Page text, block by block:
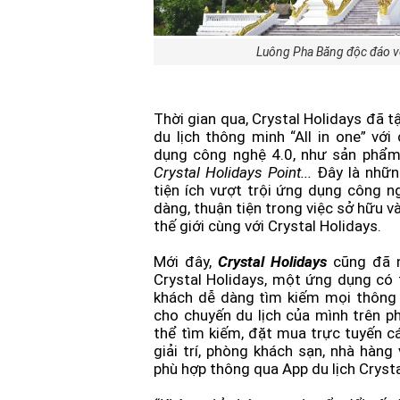
Luông Pha Băng độc đáo
Thời gian qua, Crystal Holidays đã
du lịch thông minh “All in one”
dụng công nghệ 4.0, như sản
Crystal Holidays Point... Đây là
tiện ích vượt trội ứng dụng công
dàng, thuận tiện trong việc sở hữu
thế giới cùng với Crystal Holidays.
Mới đây,Crystal Holidays cũng đã
Crystal Holidays, một ứng dụng
khách dễ dàng tìm kiếm mọi
cho chuyến du lịch của mình trên
thể tìm kiếm, đặt mua trực tuyến
giải trí, phòng khách sạn, nhà
phù hợp thông qua App du lịch